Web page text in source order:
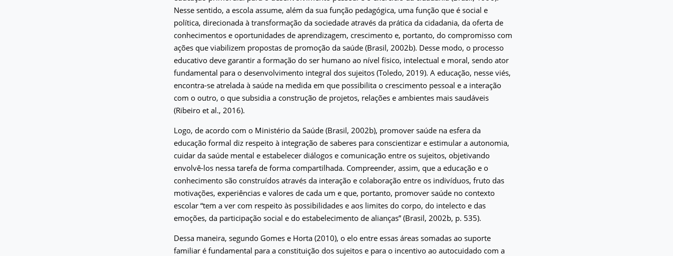
Nesse sentido, a escola assume, além da sua função pedagógica, uma função que é social e
política, direcionada à transformação da sociedade através da prática da cidadania, da oferta de
conhecimentos e oportunidades de aprendizagem, crescimento e, portanto, do compromisso com
ações que viabilizem propostas de promoção da saúde (Brasil, 2002b). Desse modo, o processo
educativo deve garantir a formação do ser humano ao nível físico, intelectual e moral, sendo ator
fundamental para o desenvolvimento integral dos sujeitos (Toledo, 2019). A educação, nesse viés,
encontra-se atrelada à saúde na medida em que possibilita o crescimento pessoal e a interação
com o outro, o que subsidia a construção de projetos, relações e ambientes mais saudáveis
(Ribeiro et al., 2016).
Logo, de acordo com o Ministério da Saúde (Brasil, 2002b), promover saúde na esfera da
educação formal diz respeito à integração de saberes para conscientizar e estimular a autonomia,
cuidar da saúde mental e estabelecer diálogos e comunicação entre os sujeitos, objetivando
envolvê-los nessa tarefa de forma compartilhada. Compreender, assim, que a educação e o
conhecimento são construídos através da interação e colaboração entre os indivíduos, fruto das
motivações, experiências e valores de cada um e que, portanto, promover saúde no contexto
escolar “tem a ver com respeito às possibilidades e aos limites do corpo, do intelecto e das
emoções, da participação social e do estabelecimento de alianças” (Brasil, 2002b, p. 535).
Dessa maneira, segundo Gomes e Horta (2010), o elo entre essas áreas somadas ao suporte
familiar é fundamental para a constituição dos sujeitos e para o incentivo ao autocuidado com a